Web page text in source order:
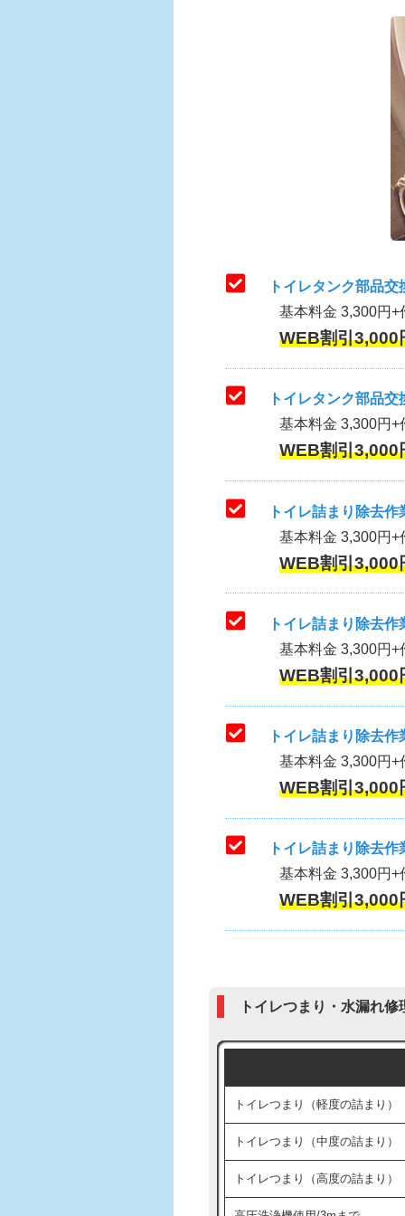
トイレタンク部品
基本料金 3,300円
WEB割引
トイレタンク部品
基本料金 3,300円+
WEB割引
トイレ詰まり除去作
基本料金 3,300円+
WEB割引
トイレ詰まり除去
基本料金 3,300円+
WEB割引
トイレ詰まり除去
基本料金 3,300円+
WEB割引
トイレ詰まり除去
基本料金 3,300円+
WEB割引
トイレつまり・水漏れ
トイレつまり（軽度の詰まり）
トイレつまり（中度の詰まり）
トイレつまり（高度の詰まり）